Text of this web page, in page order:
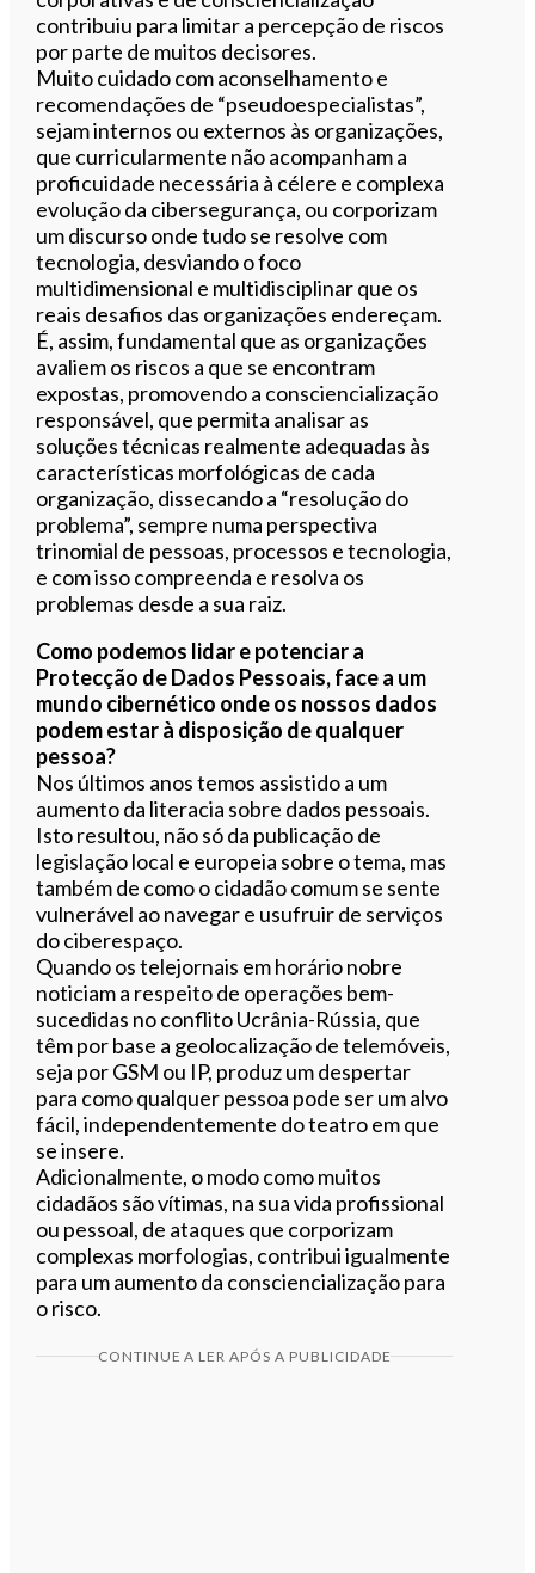
contribuiu para limitar a percepção de riscos
por parte de muitos decisores.
Muito cuidado com aconselhamento e
recomendações de “pseudoespecialistas”,
sejam internos ou externos às organizações,
que curricularmente não acompanham a
proficuidade necessária à célere e complexa
evolução da cibersegurança, ou corporizam
um discurso onde tudo se resolve com
tecnologia, desviando o foco
multidimensional e multidisciplinar que os
reais desafios das organizações endereçam.
É, assim, fundamental que as organizações
avaliem os riscos a que se encontram
expostas, promovendo a consciencialização
responsável, que permita analisar as
soluções técnicas realmente adequadas às
características morfológicas de cada
organização, dissecando a “resolução do
problema”, sempre numa perspectiva
trinomial de pessoas, processos e tecnologia,
e com isso compreenda e resolva os
problemas desde a sua raiz.
Como podemos lidar e potenciar a
Protecção de Dados Pessoais, face a um
mundo cibernético onde os nossos dados
podem estar à disposição de qualquer
pessoa?
Nos últimos anos temos assistido a um
aumento da literacia sobre dados pessoais.
Isto resultou, não só da publicação de
legislação local e europeia sobre o tema, mas
também de como o cidadão comum se sente
vulnerável ao navegar e usufruir de serviços
do ciberespaço.
Quando os telejornais em horário nobre
noticiam a respeito de operações bem-
sucedidas no conflito Ucrânia-Rússia, que
têm por base a geolocalização de telemóveis,
seja por GSM ou IP, produz um despertar
para como qualquer pessoa pode ser um alvo
fácil, independentemente do teatro em que
se insere.
Adicionalmente, o modo como muitos
cidadãos são vítimas, na sua vida profissional
ou pessoal, de ataques que corporizam
complexas morfologias, contribui igualmente
para um aumento da consciencialização para
o risco.
CONTINUE A LER APÓS A PUBLICIDADE